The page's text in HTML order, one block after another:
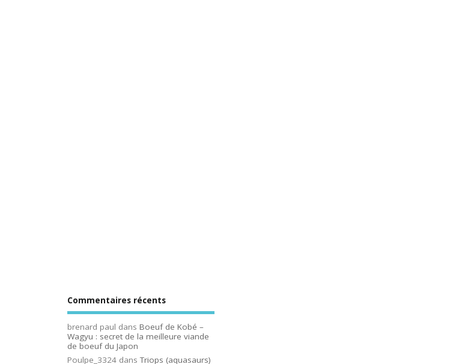
Commentaires récents
brenard paul dans Boeuf de Kobé –
Wagyu : secret de la meilleure viande
de boeuf du Japon
Poulpe_3324 dansTriops (aquasaurs)